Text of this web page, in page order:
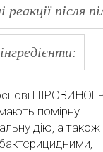
реакції після
помірну
дію, а також